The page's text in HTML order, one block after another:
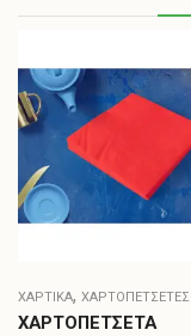
ΧΑΡΤΙΚΑ, ΧΑΡΤΟΠΕΤΣΈΤΕΣ
ΧΑΡΤΟΠΕΤΣΕΤΑ